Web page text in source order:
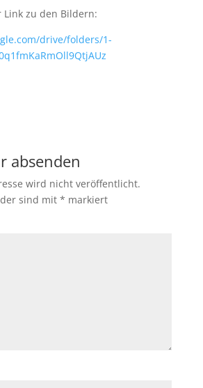
zu den Bildern:
drive/folders/1-
absenden
wird nicht veröffentlicht.
sind mit * markiert